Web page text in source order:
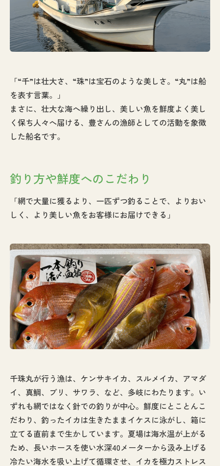
「“千”は壮大さ、“珠”は宝石のような美しさ。“丸”は船
を表す言葉。」
まさに、壮大な海へ繰り出し、美しい魚を鮮度よく美し
く保ち人々へ届ける、豊さんの漁師としての活動を象徴
した船名です。
釣り方や鮮度へのこだわり
「網で大量に獲るより、一匹ずつ釣ることで、よりおい
しく、より美しい魚をお客様にお届けできる」
千珠丸が行う漁は、ケンサキイカ、スルメイカ、アマダ
イ、真鯛、ブリ、サワラ、など、多岐にわたります。い
ずれも網ではなく針での釣りが中心。鮮度にとことんこ
だわり、釣ったイカは生きたままイケスに泳がし、箱に
立てる直前まで生かしています。夏場は海水温が上がる
ため、長いホースを使い水深40メーターから汲み上げる
冷たい海水を吸い上げて循環させ、イカを極力ストレス